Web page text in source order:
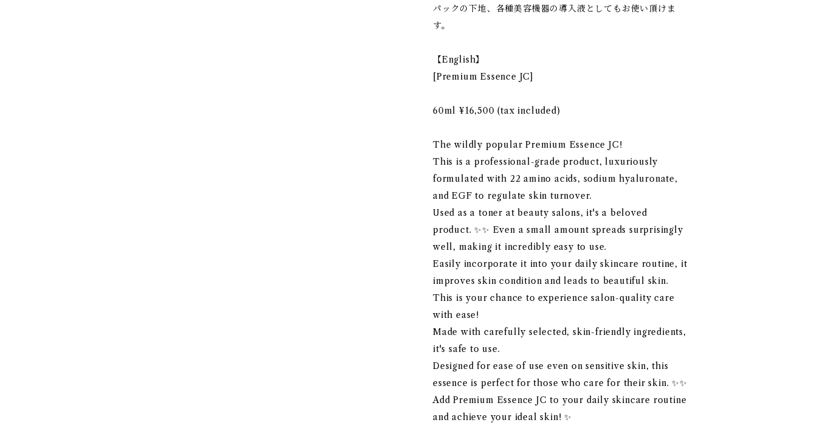
パックの下地、各種美容機器の導入液としてもお使い頂けま
す。
【English】
[Premium Essence JC]
60ml ¥16,500 (tax included)
The wildly popular Premium Essence JC! ️
This is a professional-grade product, luxuriously
formulated with 22 amino acids, sodium hyaluronate,
and EGF to regulate skin turnover.
Used as a toner at beauty salons, it's a beloved
product. ✨✨ Even a small amount spreads surprisingly
well, making it incredibly easy to use.
Easily incorporate it into your daily skincare routine, it
improves skin condition and leads to beautiful skin.
This is your chance to experience salon-quality care
with ease!
Made with carefully selected, skin-friendly ingredients,
it's safe to use.
Designed for ease of use even on sensitive skin, this
essence is perfect for those who care for their skin. ✨✨
Add Premium Essence JC to your daily skincare routine
and achieve your ideal skin! ✨